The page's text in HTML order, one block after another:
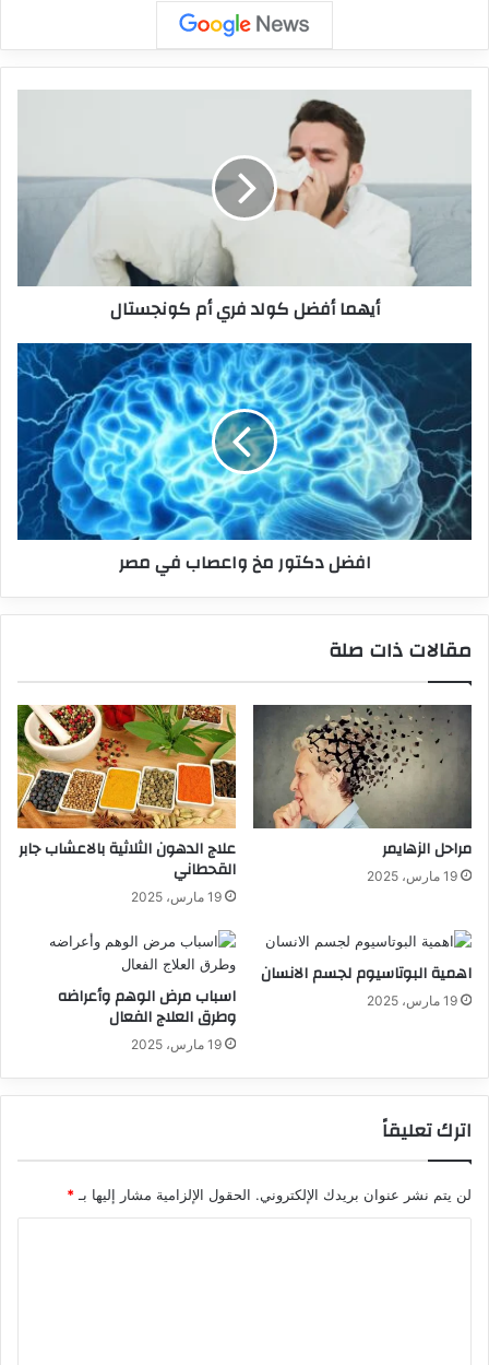
أيهما أفضل كولد فري أم كونجستال
افضل دكتور مخ واعصاب في مصر
مقالات ذات صلة
مراحل الزهايمر
19 مارس، 2025
علاج الدهون الثلاثية بالاعشاب جابر
القحطاني
19 مارس، 2025
اهمية البوتاسيوم لجسم الانسان
19 مارس، 2025 اسباب مرض الوهم وأعراضه
وطرق العلاج الفعال
19 مارس، 2025
اترك تعليقاً
لن يتم نشر عنوان بريدك الإلكتروني. الحقول الإلزامية مشار إليها بـ *